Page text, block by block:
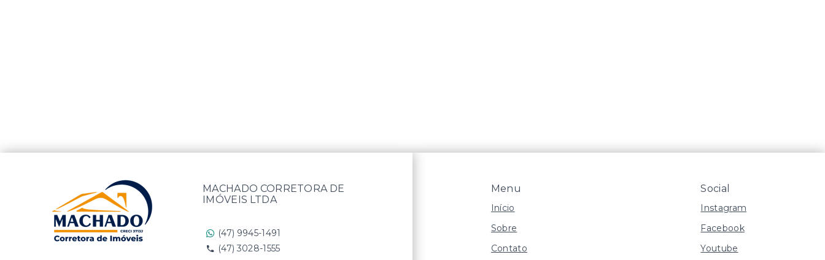
Menu
Início
Sobre
Contato
Social
Instagram
Facebook
Youtube
MACHADO CORRETORA DE
IMÓVEIS LTDA
(47) 9945-1491
(47) 3028-1555